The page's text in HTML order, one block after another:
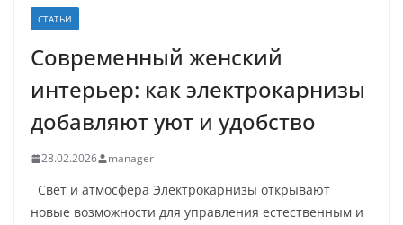
СТАТЬИ
Современный женский
интерьер: как электрокарнизы
добавляют уют и удобство
28.02.2026 manager
Свет и атмосфера Электрокарнизы открывают
новые возможности для управления естественным и